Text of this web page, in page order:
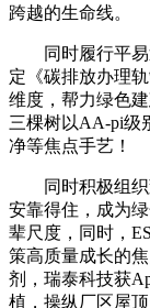
跨越的生命线。
同时履行平易
定《碳排放办理
维度，帮力绿色
三棵树以AA-pi级
净等焦点手艺！
同时积极组织
安靠得住，成为
辈尺度，同时，
策高质量成长的
剂，瑞泰科技获
植，操纵厂区屋